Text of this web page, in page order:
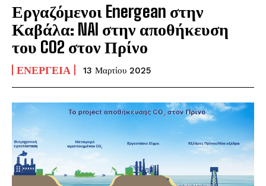
Εργαζόμενοι Energean στην
Καβάλα: NAI στην αποθήκευση
του CO2 στον Πρίνο
ΕΝΈΡΓΕΙΑ 13 Μαρτίου 2025